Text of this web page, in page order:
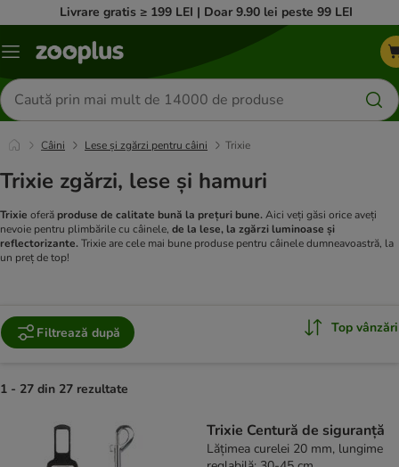
Livrare gratis ≥ 199 LEI | Doar 9.90 lei peste 99 LEI
Categorii
Căutare
produse
Câini Lese și zgărzi pentru câini Trixie
Trixie zgărzi, lese și hamuri
Trixie oferă produse de calitate bună la prețuri bune.Aici veți găsi orice aveți
nevoie pentru plimbările cu câinele, de la lese, la zgărzi luminoase și
reflectorizante.Trixie are cele mai bune produse pentru câinele dumneavoastră, la
un preț de top!
Filtrează după Top vânzări
1 - 27 din 27 rezultate
Trixie Centură de siguranță
Lățimea curelei 20 mm, lungime